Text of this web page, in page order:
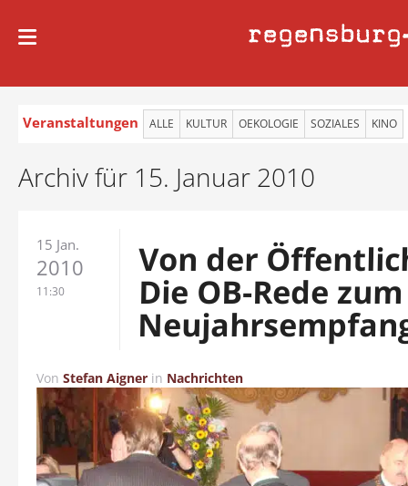
regensburg
Veranstaltungen ALLE KULTUR OEKOLOGIE SOZIALES KINO
Archiv für 15. Januar 2010
15 Jan.
2010
11:30
Von der
Die OB-Rede zum
Von Stefan Aigner in Nachrichten